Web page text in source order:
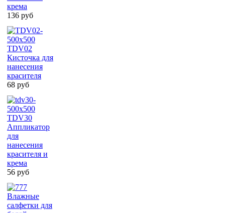
крема
136 руб
TDV02
Кисточка для
нанесения
красителя
68 руб
TDV30
Аппликатор
для
нанесения
красителя и
крема
56 руб
Влажные
салфетки для